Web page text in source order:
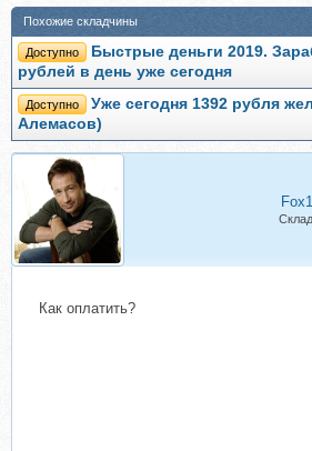
Похожие складчины
Доступно
Быстрые деньги 2019.
рублей в день уже сегодня
Доступно
Уже сегодня 1392 рубля
Алемасов)
Как оплатить?